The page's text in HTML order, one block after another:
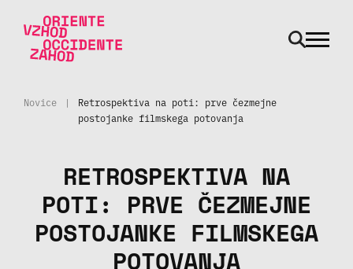
odpri
Novice |
Retrospektiva na poti: prve čezmejne
postojanke filmskega potovanja
RETROSPEKTIVA NA
POTI: PRVE ČEZMEJNE
POSTOJANKE FILMSKEGA
POTOVANJA